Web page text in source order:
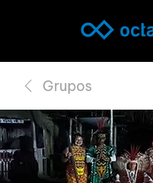
Grupos